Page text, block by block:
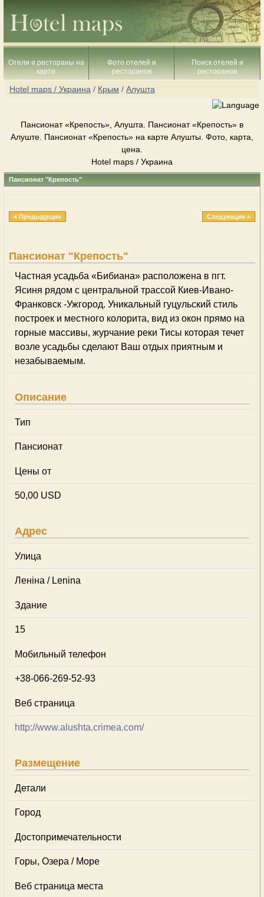
Отели и рестораны на
карте
Фото отелей и
ресторанов
Поиск отелей и
ресторанов
Hotel maps / Украина / Крым / Алушта
Пансионат «Крепость», Алушта. Пансионат «Крепость» в
Алуште. Пансионат «Крепость» на карте Алушты. Фото, карта,
цена.
Hotel maps / Украина
Пансионат "Крепость"
« Предыдущие Следующие »
Пансионат "Крепость"
Частная усадьба «Бибиана» расположена в пгт.
Ясиня рядом с центральной трассой Киев-Ивано-
Франковск -Ужгород. Уникальный гуцульский стиль
построек и местного колорита, вид из окон прямо на
горные массивы, журчание реки Тисы которая течет
возле усадьбы сделают Ваш отдых приятным и
незабываемым.
Описание
Тип
Пансионат
Цены от
50,00 USD
Адрес
Улица
Леніна / Lenina
Здание
15
Мобильный телефон
+38-066-269-52-93
Веб страница
http://www.alushta.crimea.com/
Размещение
Детали
Город
Достопримечательности
Горы, Озера / Море
Веб страница места